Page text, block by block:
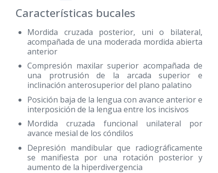
Características bucales
Mordida cruzada posterior, uni o bilateral,
acompañada de una moderada mordida abierta
anterior
Compresión maxilar superior acompañada de
una protrusión de la arcada superior e
inclinación anterosuperior del plano palatino
Posición baja de la lengua con avance anterior e
interposición de la lengua entre los incisivos
Mordida cruzada funcional unilateral por
avance mesial de los cóndilos
Depresión mandibular que radiográficamente
se manifiesta por una rotación posterior y
aumento de la hiperdivergencia